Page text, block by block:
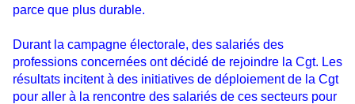
parce que plus durable.
Durant la campagne électorale, des salariés des
professions concernées ont décidé de rejoindre la Cgt. Les
résultats incitent à des initiatives de déploiement de la Cgt
pour aller à la rencontre des salariés de ces secteurs pour